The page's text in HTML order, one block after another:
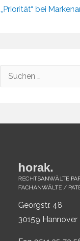
„Priorität“ bei
u
horak.
RECHTSANWÄLTE
FACHANWÄLTE /
Georgstr. 48
30159